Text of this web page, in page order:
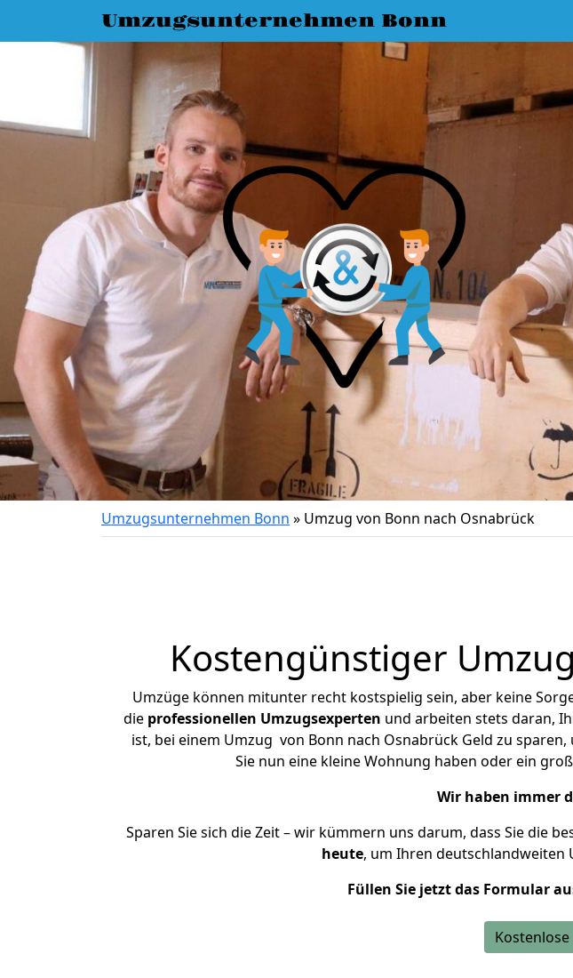
Umzugsunternehmen Bonn
Umzugsunternehmen Bonn » Umzug von Bonn nach Osnabrück
Kostengünstiger
Umzüge können mitunter recht kostspielig sein, aber keine
die professionellen Umzugsexperten und arbeiten stets daran,
ist, bei einem Umzug von Bonn nach Osnabrück Geld zu
Sie nun eine kleine Wohnung haben oder ein
Wir haben immer
Sparen Sie sich die Zeit – wir kümmern uns darum, dass Sie die
heute, um Ihren deutschlandweiten
Füllen Sie jetzt das Formular